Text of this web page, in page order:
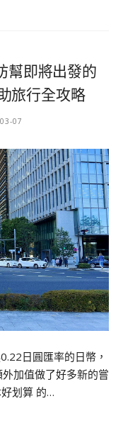
幫即將出發的
旅行全攻略
07
日圓匯率的日幣，
加值做了好多新的嘗
划算 的…